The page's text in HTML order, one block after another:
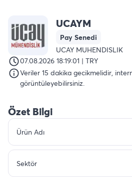
UCAYM
Pay Senedi
UCAY MUHENDISLIK
07.08.2026 18:19:01 | TRY
Veriler 15 dakika gecikmelidir,
görüntüleyebilirsiniz.
Özet Bilgi
Ürün Adı
Sektör